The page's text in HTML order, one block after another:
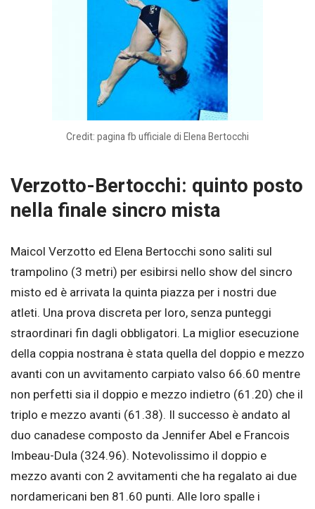
Credit: pagina fb ufficiale di Elena Bertocchi
Verzotto-Bertocchi: quinto posto
nella finale sincro mista
Maicol Verzotto ed Elena Bertocchi sono saliti sul
trampolino (3 metri) per esibirsi nello show del sincro
misto ed è arrivata la quinta piazza per i nostri due
atleti. Una prova discreta per loro, senza punteggi
straordinari fin dagli obbligatori. La miglior esecuzione
della coppia nostrana è stata quella del doppio e mezzo
avanti con un avvitamento carpiato valso 66.60 mentre
non perfetti sia il doppio e mezzo indietro (61.20) che il
triplo e mezzo avanti (61.38). Il successo è andato al
duo canadese composto da Jennifer Abel e Francois
Imbeau-Dula (324.96). Notevolissimo il doppio e
mezzo avanti con 2 avvitamenti che ha regalato ai due
nordamericani ben 81.60 punti. Alle loro spalle i